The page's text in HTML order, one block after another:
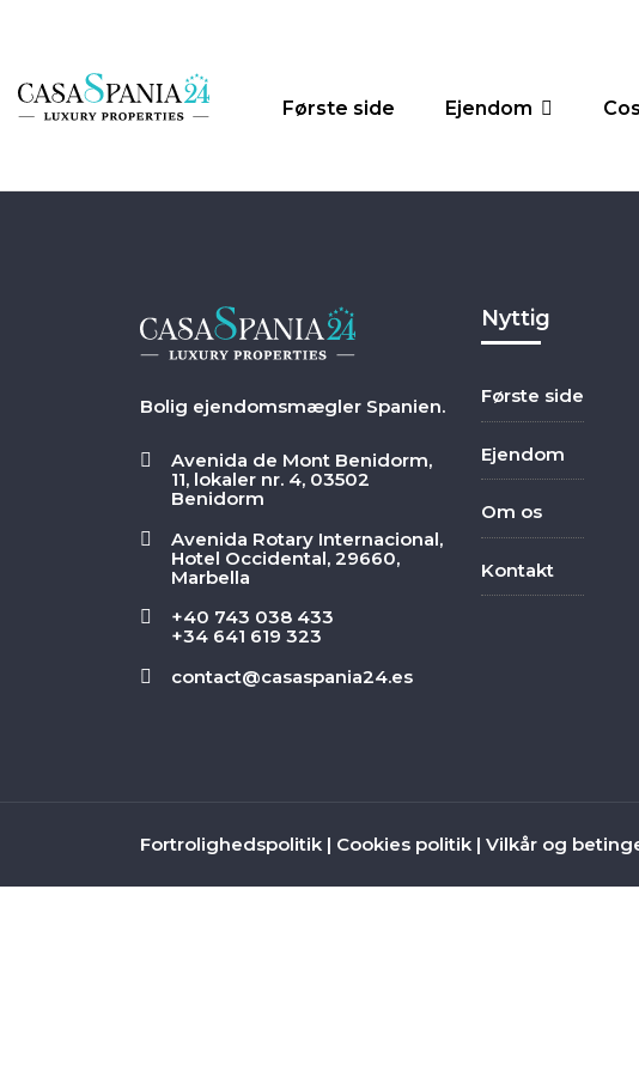
Første side Ejendom
Bolig ejendomsmægler Spanien.
Avenida de Mont Benidorm,
11, lokaler nr. 4, 03502
Benidorm
Avenida Rotary Internacional,
Hotel Occidental, 29660,
Marbella
+40 743 038 433
+34 641 619 323
contact@casaspania24.es
Nyttig
Første side
Ejendom
Om os
Kontakt
Fortrolighedspolitik | Cookies politik | Vilkår og